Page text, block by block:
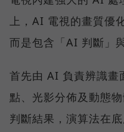
上，AI 電視的畫質優
而是包含「AI 判斷」
首先由 AI 負責辨識畫
點、光影分佈及動態
判斷結果，演算法在